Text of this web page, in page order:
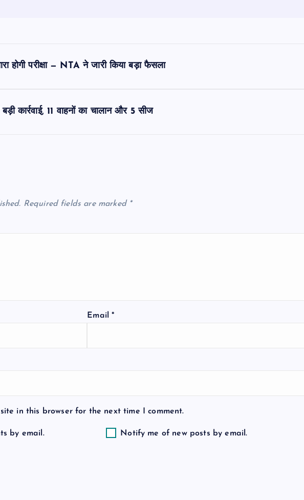
होगी परीक्षा — NTA ने जारी किया बड़ा फैसला
कार्रवाई, 11 वाहनों का चालान और 5 सीज
Required fields are marked *
Email*
in this browser for the next time I comment.
by email. Notify me of new posts by email.